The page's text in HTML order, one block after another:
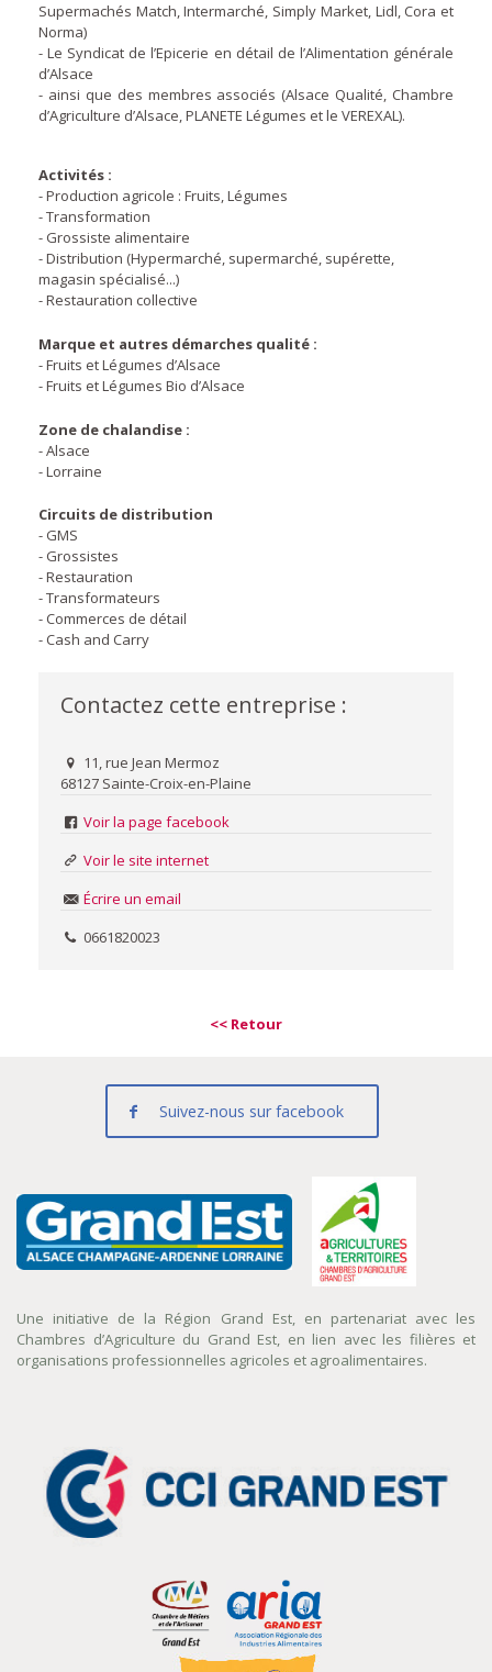
Supermachés Match, Intermarché, Simply Market, Lidl, Cora et
Norma)
- Le Syndicat de l’Epicerie en détail de l’Alimentation générale
d’Alsace
- ainsi que des membres associés (Alsace Qualité, Chambre
d’Agriculture d’Alsace, PLANETE Légumes et le VEREXAL).
Activités :
- Production agricole : Fruits, Légumes
- Transformation
- Grossiste alimentaire
- Distribution (Hypermarché, supermarché, supérette,
magasin spécialisé...)
- Restauration collective
Marque et autres démarches qualité :
- Fruits et Légumes d’Alsace
- Fruits et Légumes Bio d’Alsace
Zone de chalandise :
- Alsace
- Lorraine
Circuits de distribution
- GMS
- Grossistes
- Restauration
- Transformateurs
- Commerces de détail
- Cash and Carry
Contactez cette entreprise :
11, rue Jean Mermoz
68127 Sainte-Croix-en-Plaine
Voir la page facebook
Voir le site internet
Écrire un email
0661820023
<< Retour
Suivez-nous sur facebook
Une initiative de la Région Grand Est, en partenariat avec les
Chambres d’Agriculture du Grand Est, en lien avec les filières et
organisations professionnelles agricoles et agroalimentaires.